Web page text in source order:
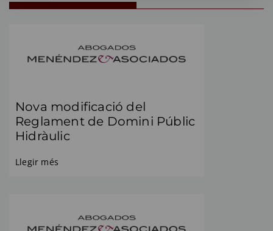
Nova modificació del
Reglament de Domini Públic
Hidràulic
Llegir més